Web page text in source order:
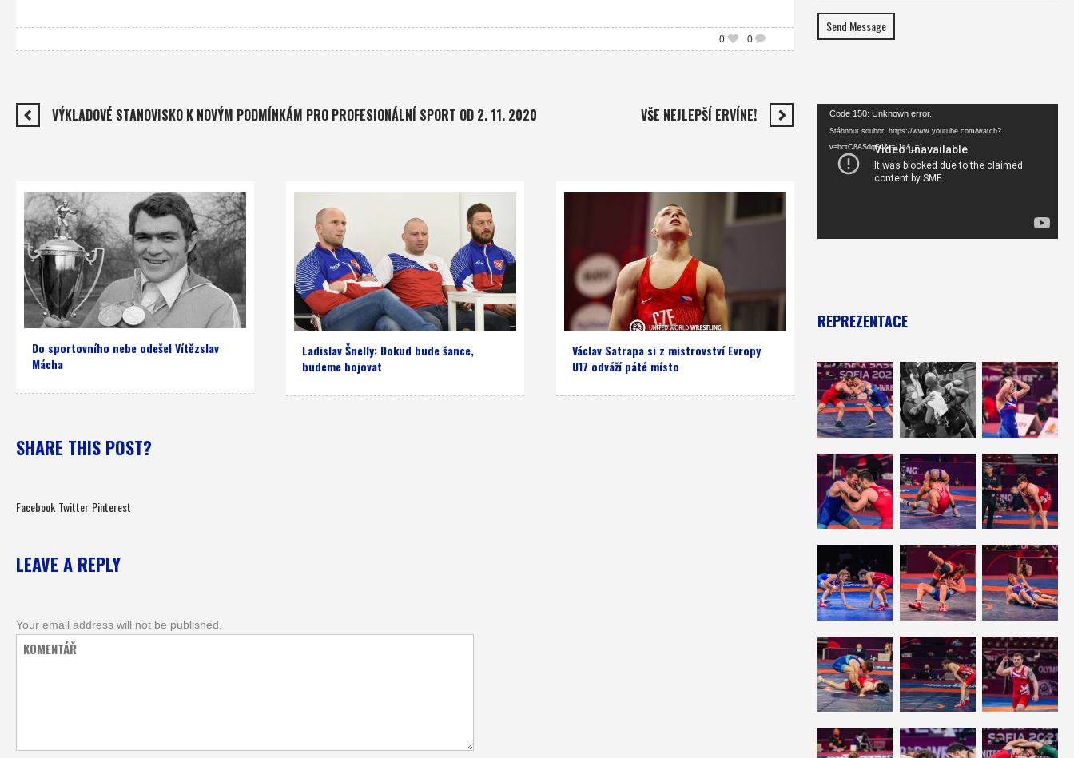
0
0
VŠE NEJLEPŠÍ ERVÍNE!
VÝKLADOVÉ STANOVISKO K NOVÝM PODMÍNKÁM PRO PROFESIONÁLNÍ SPORT OD 2. 11. 2020
Do sportovního nebe odešel Vítězslav
Mácha
Ladislav Šnelly: Dokud bude šance,
budeme bojovat
Václav Satrapa si z mistrovství Evropy
U17 odváží páté místo
SHARE THIS POST?
Facebook Twitter Pinterest
LEAVE A REPLY
Your email address will not be published.
Send Message
Video
přehrávač
Code 150: Unknown error.
Stáhnout soubor: https://www.youtube.com/watch?
v=bctC8ASdqS4&t=11s&_=1
REPREZENTACE